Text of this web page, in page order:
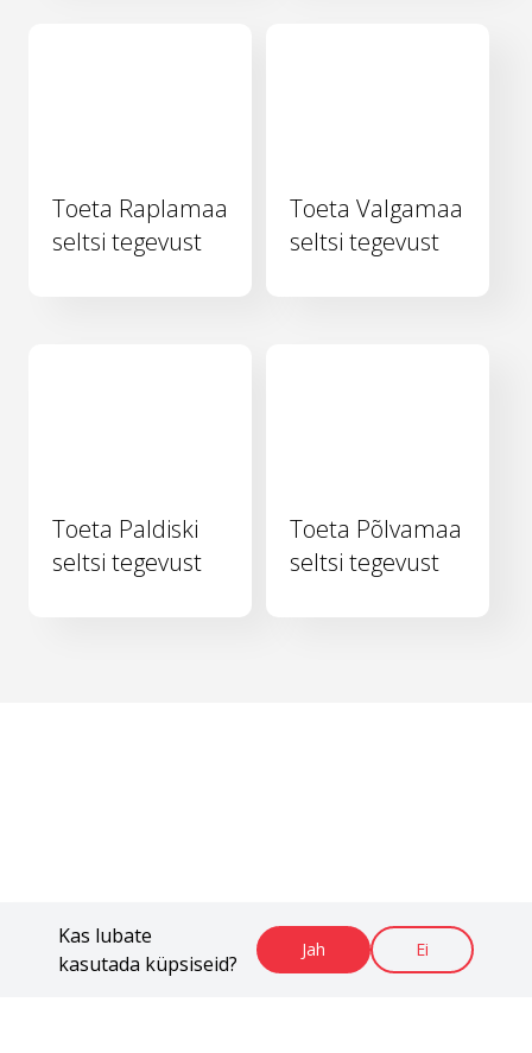
Kas lubate
kasutada küpsiseid?
Jah Ei
Toeta Raplamaa
seltsi tegevust
Toeta Valgamaa
seltsi tegevust
Toeta Paldiski
seltsi tegevust
Toeta Põlvamaa
seltsi tegevust